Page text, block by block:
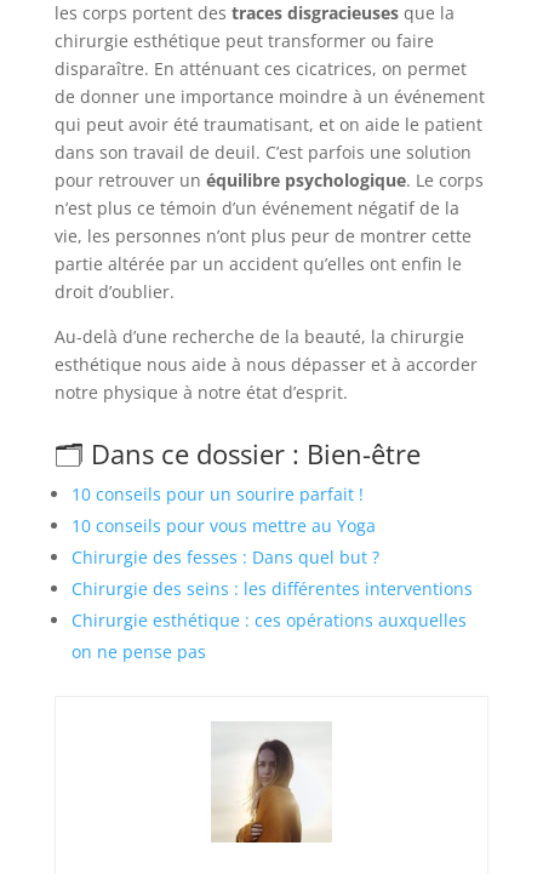
les corps portent des traces disgracieusesque la
chirurgie esthétique peut transformer ou faire
disparaître. En atténuant ces cicatrices, on permet
de donner une importance moindre à un événement
qui peut avoir été traumatisant, et on aide le patient
dans son travail de deuil. C’est parfois une solution
pour retrouver un équilibre psychologique. Le corps
n’est plus ce témoin d’un événement négatif de la
vie, les personnes n’ont plus peur de montrer cette
partie altérée par un accident qu’elles ont enfin le
droit d’oublier.
Au-delà d’une recherche de la beauté, la chirurgie
esthétique nous aide à nous dépasser et à accorder
notre physique à notre état d’esprit.
🗂️ Dans ce dossier : Bien-être
10 conseils pour un sourire parfait !
10 conseils pour vous mettre au Yoga
Chirurgie des fesses : Dans quel but ?
Chirurgie des seins : les différentes interventions
Chirurgie esthétique : ces opérations auxquelles
on ne pense pas